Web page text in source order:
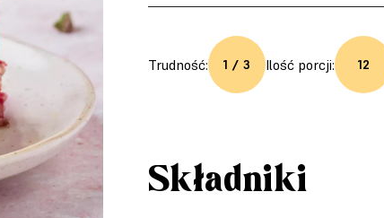
Trudność: 1 / 3 Ilość porcji: 12
Składniki